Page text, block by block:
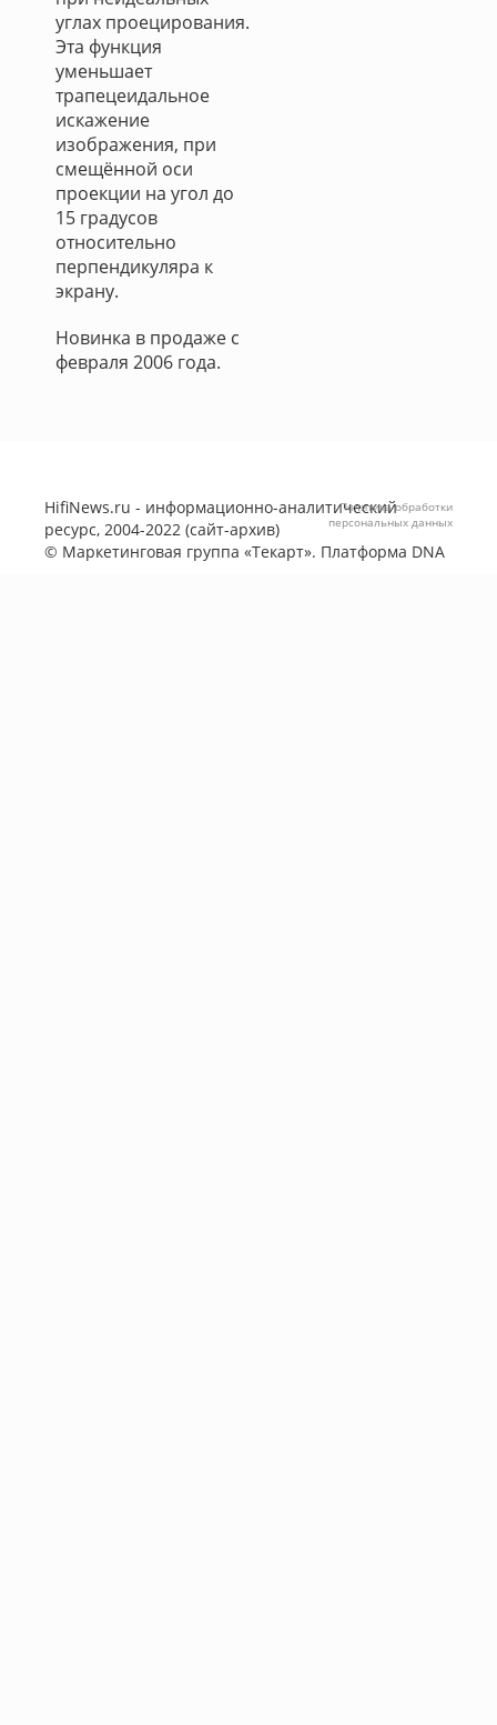
углах проецирования.
Эта функция
уменьшает
трапецеидальное
искажение
изображения, при
смещённой оси
проекции на угол до
15 градусов
относительно
перпендикуляра к
экрану.
Новинка в продаже с
февраля 2006 года.
HifiNews.ru - информационно-аналитический
ресурс, 2004-2022 (сайт-архив)
© Маркетинговая группа «Текарт». Платформа DNA
Политика обработки
персональных данных